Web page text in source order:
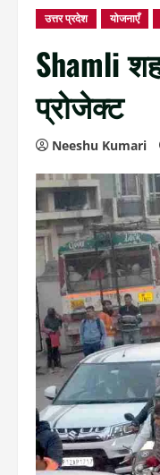
उत्तर प्रदेश योजनाएँ
Shamli
प्रोजेक्ट
Neeshu Kumari